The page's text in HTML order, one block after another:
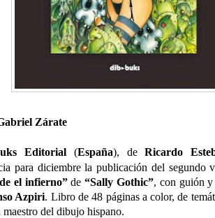
Zárate
Editorial (España), deRicardo
para diciembre la publicación del segundo
el infierno”de“Sally Gothic”, con guión
Azpiri. Libro de 48 páginas a color, de
maestro del dibujo hispano.